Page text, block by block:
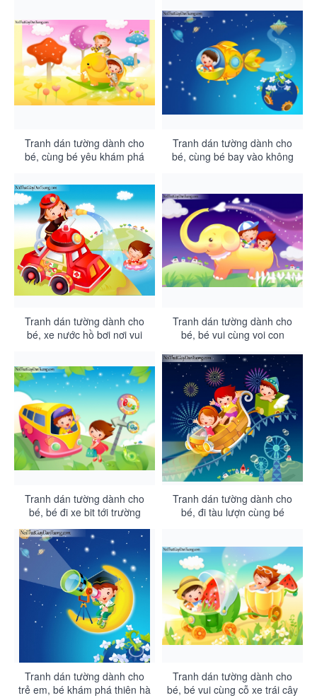
Tranh dán tường dành cho
bé, cùng bé yêu khám phá
Tranh dán tường dành cho
bé, cùng bé bay vào không
Tranh dán tường dành cho
bé, xe nước hồ bơi nơi vui
Tranh dán tường dành cho
bé, bé vui cùng voi con
Tranh dán tường dành cho
bé, bé đi xe bit tới trường
Tranh dán tường dành cho
bé, đi tàu lượn cùng bé
Tranh dán tường dành cho
trẻ em, bé khám phá thiên hà
Tranh dán tường dành cho
bé, bé vui cùng cỗ xe trái cây